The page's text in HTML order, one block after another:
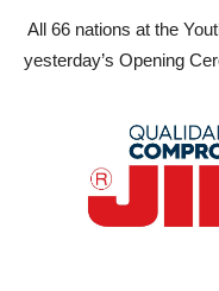
All 66 nations at the
yesterday’s Opening